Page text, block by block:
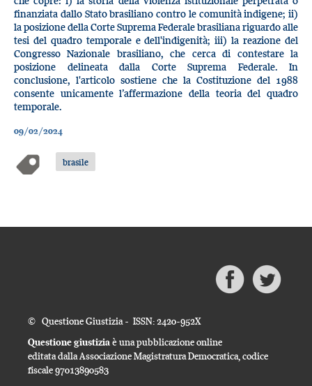
finanziata dallo Stato brasiliano contro le comunità indigene; ii)
la posizione della Corte Suprema Federale brasiliana riguardo alle
tesi del quadro temporale e dell'indigenità; iii) la reazione del
Congresso Nazionale brasiliano, che cerca di contestare la
posizione delineata dalla Corte Suprema Federale. In
conclusione, l'articolo sostiene che la Costituzione del 1988
consente unicamente l’affermazione della teoria del quadro
temporale.
09/02/2024
brasile
© Questione Giustizia - ISSN: 2420-952X
Questione giustiziaè una pubblicazione online
editata dalla Associazione Magistratura Democratica, codice
fiscale 97013890583